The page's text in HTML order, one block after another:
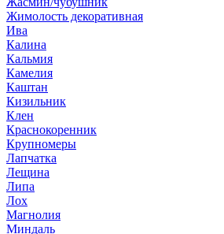
Жимолость декоративная
Ива
Калина
Кальмия
Камелия
Каштан
Кизильник
Клен
Краснокоренник
Крупномеры
Лапчатка
Лещина
Липа
Лох
Магнолия
Миндаль